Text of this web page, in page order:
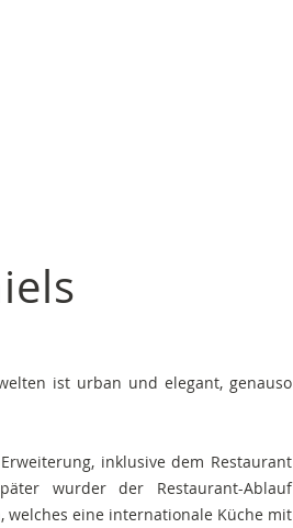
ist urban und elegant, genauso
inklusive dem Restaurant
wurder der Restaurant-Ablauf
eine internationale Küche mit